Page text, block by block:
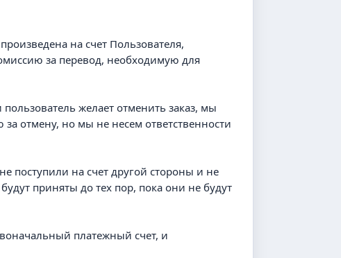
на счет Пользователя,
за перевод, необходимую для
желает отменить заказ, мы
отмену, но мы не несем ответственности
поступили на счет другой стороны и не
приняты до тех пор, пока они не будут
платежный счет, и